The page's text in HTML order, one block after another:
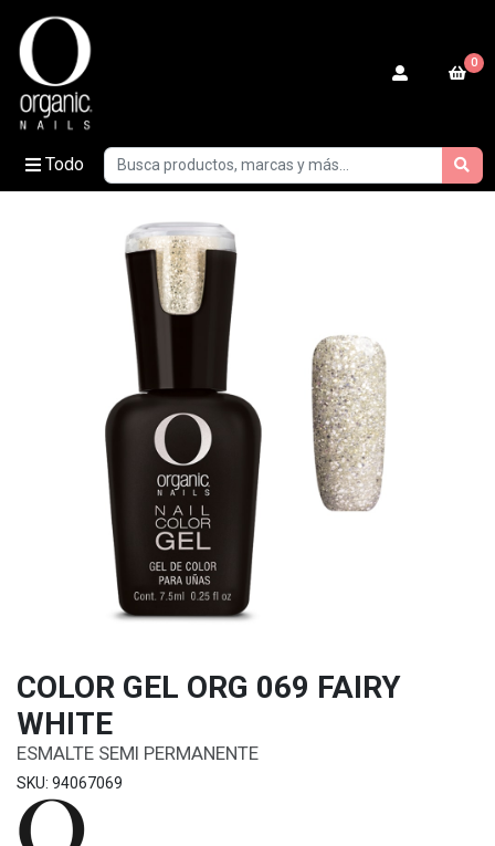
Todo
0
COLOR GEL ORG 069 FAIRY
WHITE
ESMALTE SEMI PERMANENTE
SKU: 94067069